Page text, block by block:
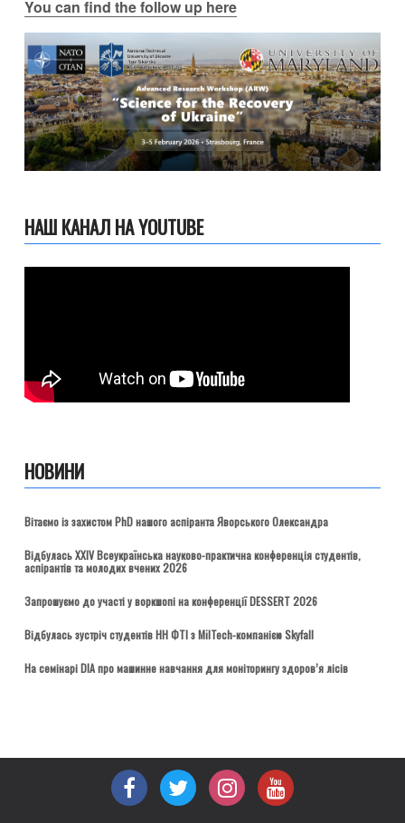
You can find the follow up here
НАШ КАНАЛ НА YOUTUBE
НОВИНИ
Вітаємо із захистом PhD нашого аспіранта Яворського Олександра
Відбулась ХХІV Всеукраїнська науково-практична конференція студентів,
аспірантів та молодих вчених 2026
Запрошуємо до участі у воркшопі на конференції DESSERT 2026
Відбулась зустріч студентів НН ФТІ з MilTech-компанією Skyfall
На семінарі DIA про машинне навчання для моніторингу здоров’я лісів